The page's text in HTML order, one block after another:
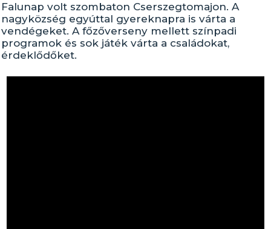
Falunap volt szombaton Cserszegtomajon. A
nagyközség egyúttal gyereknapra is várta a
vendégeket. A főzőverseny mellett színpadi
programok és sok játék várta a családokat,
érdeklődőket.